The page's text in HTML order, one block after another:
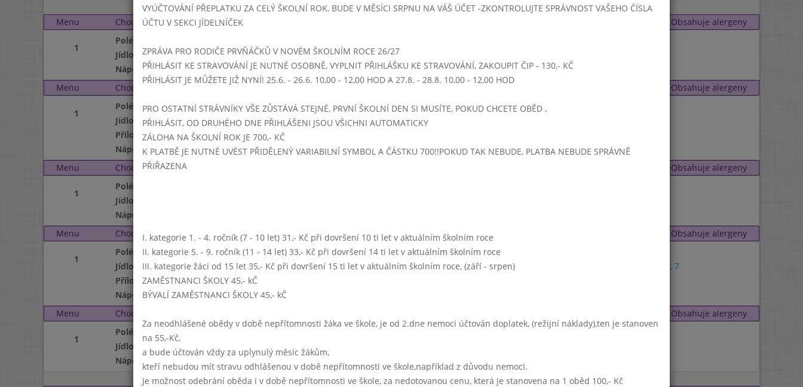
Týden 36
Menu
Chod Pondělí 4. 9. 2023 (11:15 - 14:00) Obsahuje alergeny
1
Polévka
Jídlo
rizoto s kuřecím masem a zeleninou
Nápoj
mléko, nápojový automat
Menu
Chod Úterý 5. 9. 2023 (11:15 - 14:00) Obsahuje alergeny
1
Polévka hrachová s opečenou houskou
Jídlo
vepřové maso na kmíně, těstoviny
Příloha
mrkvový salát
Nápoj
mléko, nápojový automat
Menu
Chod Středa 6. 9. 2023 (11:15 - 14:00) Obsahuje alergeny
1
Polévka
Jídlo
Nápoj
Menu
Chod Čtvrtek 7. 9. 2023 (11:15 - 14:00) Obsahuje alergeny
1
Polévka hovězí vývar s těstovinami (písmenka)
Jídlo
krůtí výpečky dušené zelí, knedlík , 7
Příloha
Nápoj
nápojový automat
Menu
Chod Obsahuje alergeny
1
Polévka
Jídlo
boloňské špagety se sýrem
Nápoj
nápojový automat
Týden 37
VYÚČTOVÁNÍ PŘEPLATKU ZA CELÝ ŠKOLNÍ ROK, BUDE V MĚSÍCI SRPNU NA VÁŠ ÚČET -ZKONTROLUJTE SPRÁVNOST VAŠEHO ČÍSLA
ÚČTU V SEKCI JÍDELNÍČEK
ZPRÁVA PRO RODIČE PRVŇÁČKŮ V NOVÉM ŠKOLNÍM ROCE 26/27
PŘIHLÁSIT KE STRAVOVÁNÍ JE NUTNÉ OSOBNĚ, VYPLNIT PŘIHLÁŠKU KE STRAVOVÁNÍ, ZAKOUPIT ČIP - 130,- KČ
PŘIHLÁSIT JE MŮŽETE JIŽ NYNÍ! 25.6. - 26.6. 10,00 - 12,00 HOD A 27.8. - 28.8. 10,00 - 12,00 HOD
PRO OSTATNÍ STRÁVNÍKY VŠE ZŮSTÁVÁ STEJNÉ, PRVNÍ ŠKOLNÍ DEN SI MUSÍTE, POKUD CHCETE OBĚD ,
PŘIHLÁSIT, OD DRUHÉHO DNE PŘIHLÁŠENI JSOU VŠICHNI AUTOMATICKY
ZÁLOHA NA ŠKOLNÍ ROK JE 700,- KČ
K PLATBĚ JE NUTNÉ UVÉST PŘIDĚLENÝ VARIABILNÍ SYMBOL A ČÁSTKU 700!!POKUD TAK NEBUDE, PLATBA NEBUDE SPRÁVNĚ
PŘIŘAZENA
I. kategorie 1. - 4. ročník (7 - 10 let) 31,- Kč při dovršení 10 ti let v aktuálním školním roce
II. kategorie 5. - 9. ročník (11 - 14 let) 33,- Kč při dovršení 14 ti let v aktuálním školním roce
III. kategorie žáci od 15 let 35,- Kč při dovršení 15 ti let v aktuálním školním roce, (září - srpen)
ZAMĚSTNANCI ŠKOLY 45,- kČ
BÝVALÍ ZAMĚSTNANCI ŠKOLY 45,- kČ
Za neodhlášené obědy v době nepřítomnosti žáka ve škole, je od 2.dne nemoci účtován doplatek, (režijní náklady),ten je stanoven
na 55,-Kč,
a bude účtován vždy za uplynulý měsíc žákům,
kteří nebudou mít stravu odhlášenou v době nepřítomnosti ve škole,například z důvodu nemoci.
Je možnost odebrání oběda i v době nepřítomnosti ve škole, za nedotovanou cenu, která je stanovena na 1 oběd 100,- Kč